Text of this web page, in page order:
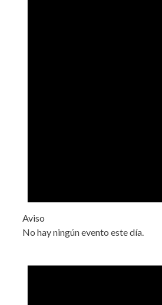
Aviso
No hay ningún evento este día.